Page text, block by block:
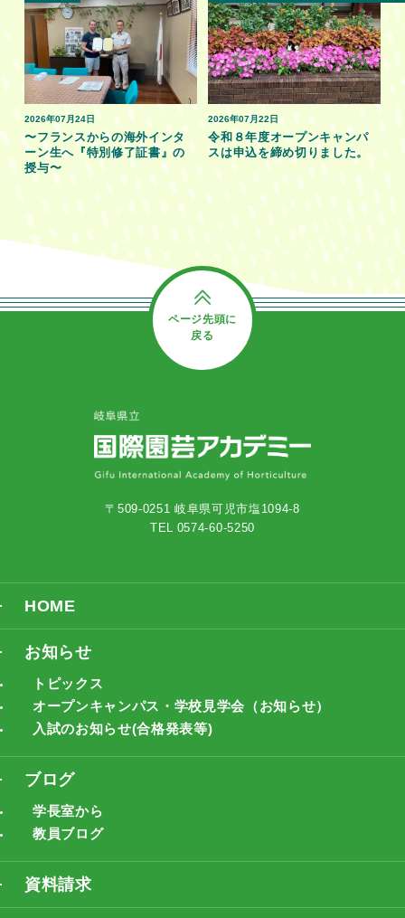
2026年07月24日
〜フランスからの海外インタ
ーン生へ『特別修了証書』の
授与〜
2026年07月22日
令和８年度オープンキャンパ
スは申込を締め切りました。
ページ先頭に
戻る
〒509-0251 岐阜県可児市塩1094-8
TEL 0574-60-5250
HOME
お知らせ
トピックス
オープンキャンパス・学校見学会（お知らせ）
入試のお知らせ(合格発表等)
ブログ
学長室から
教員ブログ
資料請求